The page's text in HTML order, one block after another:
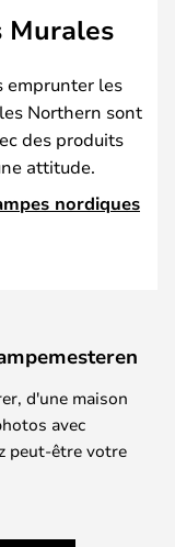
Murales
emprunter les
Northern sont
des produits
attitude.
nordiques
d'une maison
avec
peut-être votre